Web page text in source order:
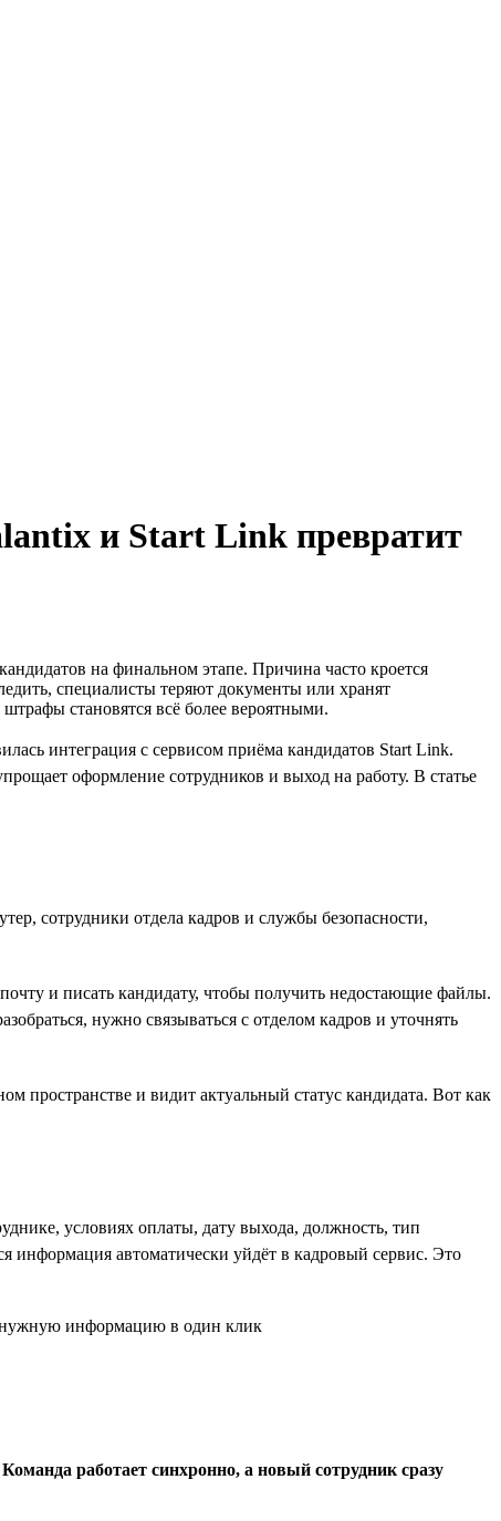
и Start Link превратит
на финальном этапе. Причина часто кроется
специалисты теряют документы или хранят
становятся всё более вероятными.
интеграция с сервисом приёма кандидатов Start Link.
оформление сотрудников и выход на работу. В статье
сотрудники отдела кадров и службы безопасности,
и писать кандидату, чтобы получить недостающие файлы.
нужно связываться с отделом кадров и уточнять
пространстве и видит актуальный статус кандидата. Вот как
условиях оплаты, дату выхода, должность, тип
информация автоматически уйдёт в кадровый сервис. Это
работает синхронно, а новый сотрудник сразу